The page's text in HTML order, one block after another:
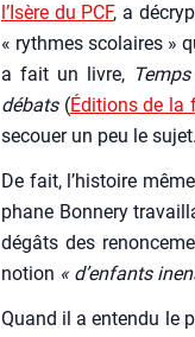
l’I­sère du PCF, a
« rythmes sco­laires »
a fait un livre,
débats(Édi­tions de la
secouer un peu le sujet.
De fait, l’histoire
phane Bon­ne­ry
dégâts des
notion « d’enfants
Quand il a enten­du le